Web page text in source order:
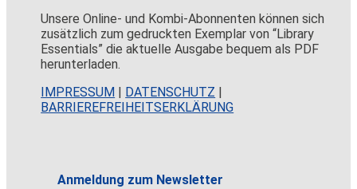
Unsere Online- und Kombi-Abonnenten können sich
zusätzlich zum gedruckten Exemplar von “Library
Essentials” die aktuelle Ausgabe bequem als PDF
herunterladen.
IMPRESSUM
DATENSCHUTZ
BARRIEREFREIHEITSERKLÄRUNG
Anmeldung zum Newsletter